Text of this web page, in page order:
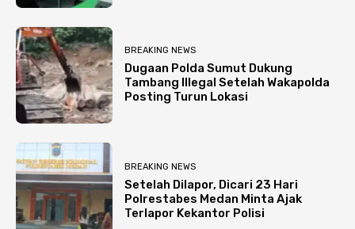
BREAKING NEWS
Dugaan Polda Sumut Dukung
Tambang Illegal Setelah Wakapolda
Posting Turun Lokasi
BREAKING NEWS
Setelah Dilapor, Dicari 23 Hari
Polrestabes Medan Minta Ajak
Terlapor Kekantor Polisi